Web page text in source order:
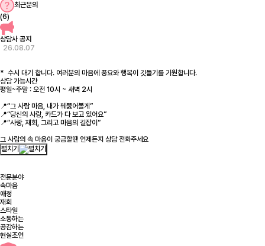
최근문의
(6)
상담사 공지
26.08.07
* 수시 대기 합니다. 여러분의 마음에 풍요와 행복이 깃들기를 기원합니다.
상담 가능시간
평일~주말 : 오전 10시 ~ 새벽 2시
📍“그 사람 마음, 내가 꿰뚫어볼게”
📍“당신의 사랑, 카드가 다 보고 있어요”
📍“사랑, 재회, 그리고 마음의 길잡이”
그 사람의 속 마음이 궁금할땐 언제든지 상담 전화주세요
펼치기
전문분야
속마음
애정
재회
스타일
소통하는
공감하는
현실조언